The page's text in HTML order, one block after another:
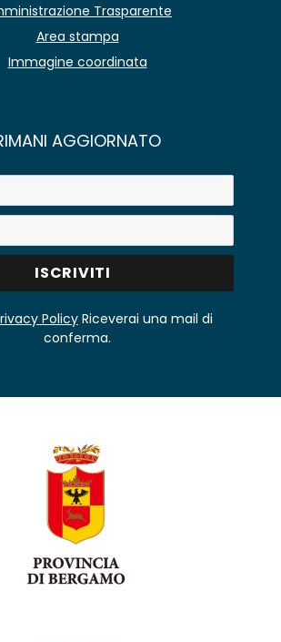
Trasparente
Area stampa
Immagine coordinata
AGGIORNATO
Policy Riceverai una mail di
conferma.